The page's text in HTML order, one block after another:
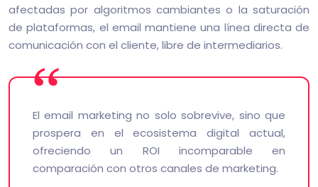
afectadas por algoritmos cambiantes o la saturación
de plataformas, el email mantiene una línea directa de
comunicación con el cliente, libre de intermediarios.
El email marketing no solo sobrevive, sino que
prospera en el ecosistema digital actual,
ofreciendo un ROI incomparable en
comparación con otros canales de marketing.